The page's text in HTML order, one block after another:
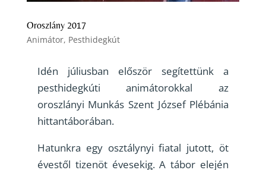
Oroszlány 2017
Animátor, Pesthidegkút
Idén júliusban először segítettünk a
pesthidegkúti animátorokkal az
oroszlányi Munkás Szent József Plébánia
hittantáborában.
Hatunkra egy osztálynyi fiatal jutott, öt
évestől tizenöt évesekig. A tábor elején